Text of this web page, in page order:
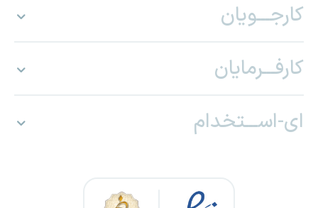
کارجـــویان
کارفـــرمایان
ای-اســـتخدام